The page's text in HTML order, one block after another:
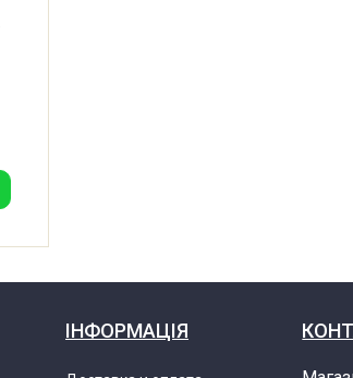
ІНФОРМАЦІЯ